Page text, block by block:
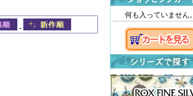
-
何も入っていません。